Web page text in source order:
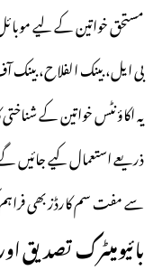
مستحق خواتین کے لیے
بی ایل، بینک الفلاح،
یہ اکاؤنٹس خواتین کے
ذریعے استعمال کیے جائیں
سے مفت سم کارڈز بھی
بائیومیٹرک تصدیق